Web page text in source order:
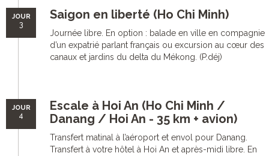
JOUR
3
Saigon en liberté (Ho Chi Minh)
Journée libre. En option : balade en ville en compagnie
d’un expatrié parlant français ou excursion au cœur des
canaux et jardins du delta du Mékong. (P.déj)
JOUR
4
Escale à Hoi An (Ho Chi Minh /
Danang / Hoi An - 35 km + avion)
Transfert matinal à l’aéroport et envol pour Danang.
Transfert à votre hôtel à Hoi An et après-midi libre. En